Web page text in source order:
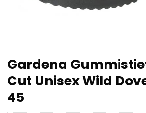
Gardena
Cut Unisex Wild
45